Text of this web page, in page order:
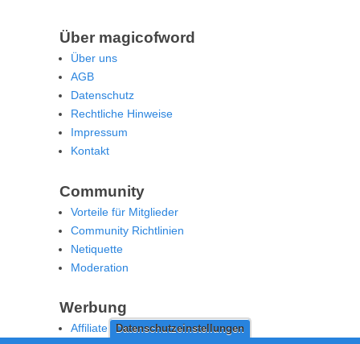
Datenschutzeinstellungen
Über magicofword
Über uns
AGB
Datenschutz
Rechtliche Hinweise
Impressum
Kontakt
Community
Vorteile für Mitglieder
Community Richtlinien
Netiquette
Moderation
Werbung
Affiliate Offenlegung